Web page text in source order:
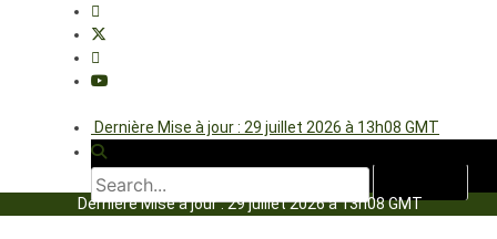
Dernière Mise à jour : 29 juillet 2026 à 13h08 GMT
Dernière Mise à jour : 29 juillet 2026 à 13h08 GMT